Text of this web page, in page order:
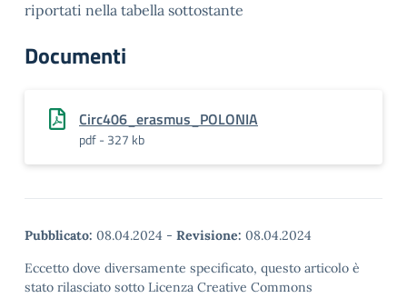
riportati nella tabella sottostante
Documenti
Circ406_erasmus_POLONIA
pdf - 327 kb
Pubblicato: 08.04.2024 - Revisione: 08.04.2024
Eccetto dove diversamente specificato, questo articolo è
stato rilasciato sotto Licenza Creative Commons